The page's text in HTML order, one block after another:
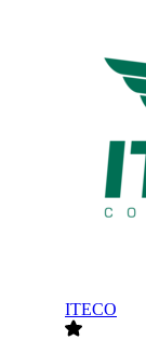
ITECO